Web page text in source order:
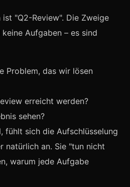
"Q2-Review". Die Zweige
Aufgaben – es sind
Problem, das wir lösen
erreicht werden?
sehen?
fühlt sich die Aufschlüsselung
natürlich an. Sie "tun nicht
warum jede Aufgabe